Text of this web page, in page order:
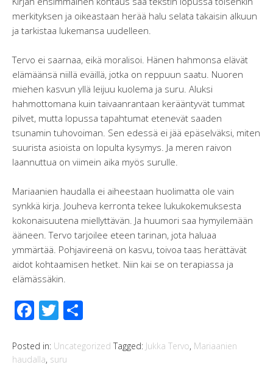
merkityksen ja oikeastaan herää halu selata takaisin alkuun
ja tarkistaa lukemansa uudelleen.
Tervo ei saarnaa, eikä moralisoi. Hänen hahmonsa elävät
elämäänsä niillä eväillä, jotka on reppuun saatu. Nuoren
miehen kasvun yllä leijuu kuolema ja suru. Aluksi
hahmottomana kuin taivaanrantaan kerääntyvät tummat
pilvet, mutta lopussa tapahtumat etenevät saaden
tsunamin tuhovoiman. Sen edessä ei jää epäselväksi, miten
suurista asioista on lopulta kysymys. Ja meren raivon
laannuttua on viimein aika myös surulle.
Mariaanien haudalla ei aiheestaan huolimatta ole vain
synkkä kirja. Jouheva kerronta tekee lukukokemuksesta
kokonaisuutena miellyttävän. Ja huumori saa hymyilemään
ääneen. Tervo tarjoilee eteen tarinan, jota haluaa
ymmärtää. Pohjavireenä on kasvu, toivoa taas herättävät
aidot kohtaamisen hetket. Niin kai se on terapiassa ja
elämässäkin.
F
e
b
T
tt
er
ar
Posted in: Uncategorized Tagged: Jukka Tervo, Mariaanien
haudalla, suru